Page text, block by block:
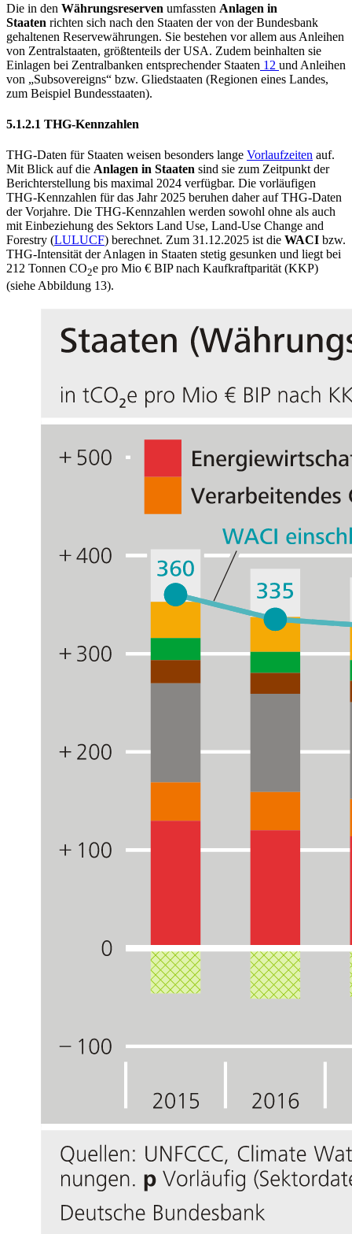
Die in den Währungsreserven umfassten Anlagen in
Staaten richten sich nach den Staaten der von der Bundesbank
gehaltenen Reservewährungen. Sie bestehen vor allem aus Anleihen
von Zentralstaaten, größtenteils derUSA. Zudem beinhalten sie
Einlagen bei Zentralbanken entsprechender Staaten 12 und Anleihen
von „Subsovereigns“ bzw. Gliedstaaten (Regionen eines Landes,
zum Beispiel Bundesstaaten).
5.1.2.1 THG-Kennzahlen
THG-Daten für Staaten weisen besonders lange Vorlaufzeiten auf.
Mit Blick auf die Anlagen in Staaten sind sie zum Zeitpunkt der
Berichterstellung bis maximal 2024 verfügbar. Die vorläufigen
THG-Kennzahlen für das Jahr 2025 beruhen daher aufTHG-Daten
der Vorjahre. Die THG-Kennzahlen werden sowohl ohne als auch
mit Einbeziehung des Sektors Land Use, Land-Use Change and
Forestry (LULUCF) berechnet. Zum 31.12.2025 ist die WACI bzw.
THG-Intensität der Anlagen in Staaten stetig gesunken und liegt bei
212 Tonnen CO2e pro Mio € BIPnach Kaufkraftparität (KKP)
(siehe Abbildung 13).